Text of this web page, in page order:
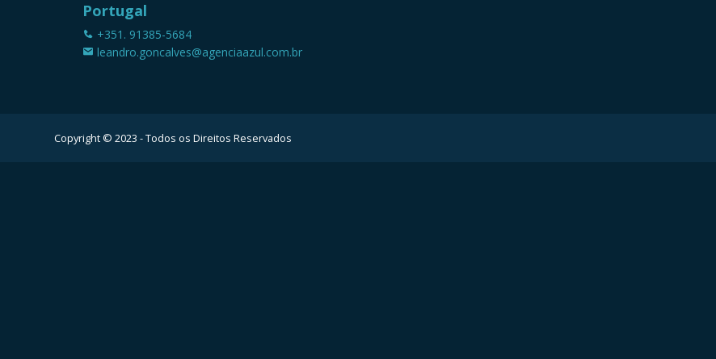
Portugal
+351. 91385-5684
leandro.goncalves@agenciaazul.com.br
Copyright © 2023 - Todos os Direitos Reservados